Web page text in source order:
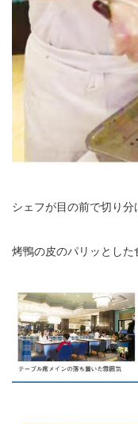
シェフが目の前で切り
烤鴨の皮のパリッとし